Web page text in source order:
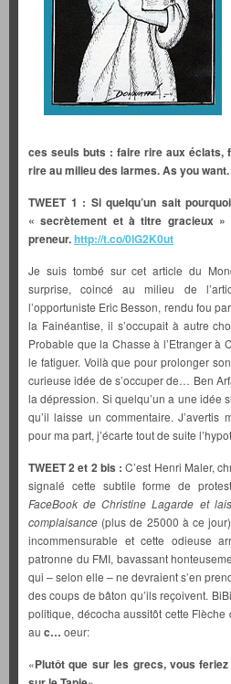
ces seuls buts : faire rire aux éclats,
rire au milieu des larmes. As you want.
TWEET 1 : Si quelqu’un sait
« secrètement et à titre gracieux »
preneur.http://t.co/0lG2K0ut
Je suis tombé sur cet article du
surprise, coincé au milieu de
l’opportuniste Eric Besson, rendu fou
la Fainéantise, il s’occupait à autre
Probable que la Chasse à l’Etranger à
le fatiguer. Voilà que pour prolonger
curieuse idée de s’occuper de… Ben
la dépression. Si quelqu’un a une idée
qu’il laisse un commentaire. J’avertis
pour ma part, j’écarte tout de suite
TWEET 2 et 2 bis : C’est Henri Maler,
signalé cette subtile forme de
FaceBook de Christine Lagarde et
complaisance (plus de 25000 à ce
incommensurable et cette odieuse
patronne du FMI, bavassant
qui – selon elle – ne devraient s’en
des coups de bâton qu’ils reçoivent.
politique, décocha aussitôt cette
au c… oeur:
«Plutôt que sur les grecs, vous